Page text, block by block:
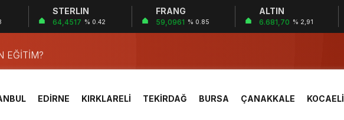
STERLIN
64,4517 % 0.42
FRANG
59,0961 % 0.85
ALTIN
6.681,70 % 2,91
Haberin Merkezine ziyaret.
EĞİTİM?
DEĞİLLER…!
Hatıraları Kitap ve Belgeselle Geleceğe Taşınıyor.
EDİRNE KIRKLARELİ TEKİRDAĞ BURSA ÇANAKKALE KOCAELİ